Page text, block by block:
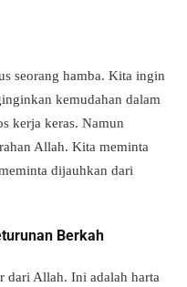
seorang hamba. Kita ingin
kemudahan dalam
kerja keras. Namun
Allah. Kita meminta
dijauhkan dari
Berkah
dari Allah. Ini adalah harta